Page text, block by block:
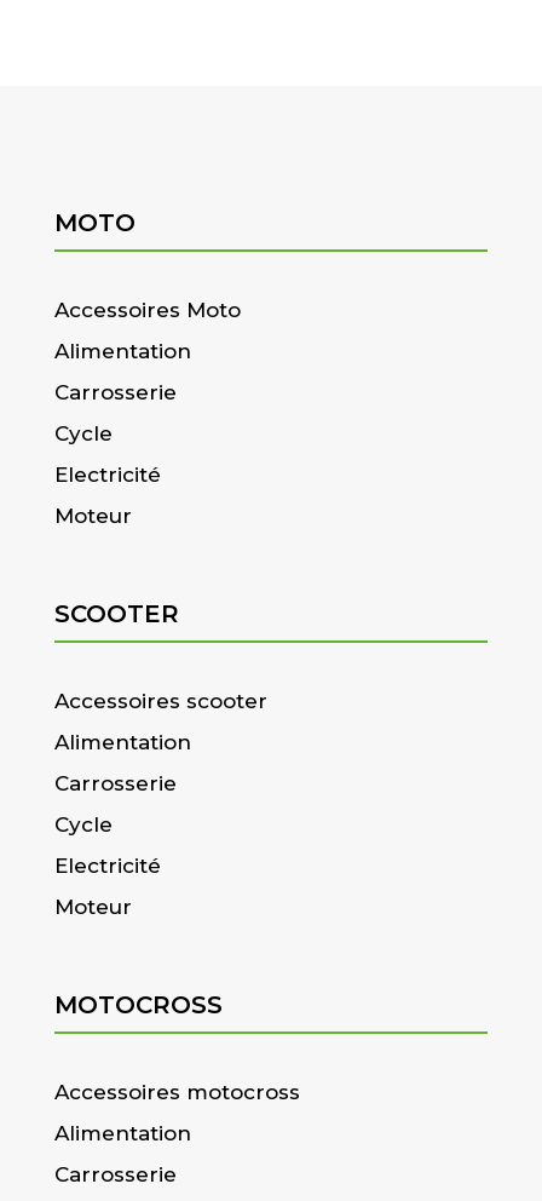
MOTO
Accessoires Moto
Alimentation
Carrosserie
Cycle
Electricité
Moteur
SCOOTER
Accessoires scooter
Alimentation
Carrosserie
Cycle
Electricité
Moteur
MOTOCROSS
Accessoires motocross
Alimentation
Carrosserie